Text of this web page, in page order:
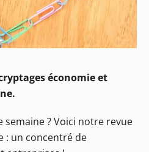
économie et
semaine ? Voici notre revue
: un concentré de